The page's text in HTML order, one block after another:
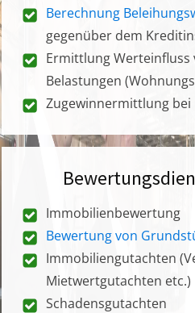
Berechnung
gegenüber dem
Ermittlung Werteinfluss
Belastungen
Zugewinnermittlung bei
Immobilienbewertung
Bewertung von
Immobiliengutachten
Mietwertgutachten etc.)
Schadensgutachten